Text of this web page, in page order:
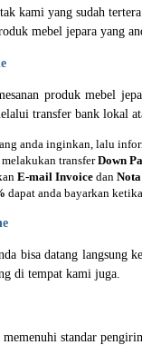
kami yang sudah
mebel jepara yang
produk mebel
transfer bank lokal
anda inginkan, lalu
transferDown
E-mail Invoice dan N
dapat anda bayarkan
bisa datang langsung ke
di tempat kami juga.
standar